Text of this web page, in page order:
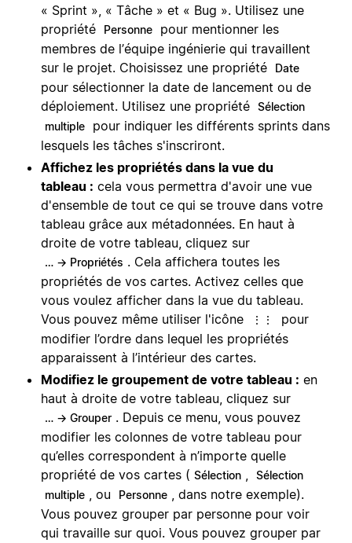
« Sprint », « Tâche » et « Bug ». Utilisez une
propriété
Personne
pour mentionner les
membres de l’équipe ingénierie qui travaillent
sur le projet. Choisissez une propriété
Date
pour sélectionner la date de lancement ou de
déploiement. Utilisez une propriété Sélection
multiple
pour indiquer les différents sprints dans
lesquels les tâches s'inscriront.
Affichez les propriétés dans la vue du
tableau : cela vous permettra d'avoir une vue
d'ensemble de tout ce qui se trouve dans votre
tableau grâce aux métadonnées. En haut à
droite de votre tableau, cliquez sur
… → Propriétés . Cela affichera toutes les
propriétés de vos cartes. Activez celles que
vous voulez afficher dans la vue du tableau.
Vous pouvez même utiliser l'icône
⋮⋮
pour
modifier l’ordre dans lequel les propriétés
apparaissent à l’intérieur des cartes.
Modifiez le groupement de votre tableau : en
haut à droite de votre tableau, cliquez sur
… → Grouper . Depuis ce menu, vous pouvez
modifier les colonnes de votre tableau pour
qu’elles correspondent à n’importe quelle
propriété de vos cartes ( Sélection
Sélection
multiple
, ou Personne
, dans notre exemple).
Vous pouvez grouper par personne pour voir
qui travaille sur quoi. Vous pouvez grouper par